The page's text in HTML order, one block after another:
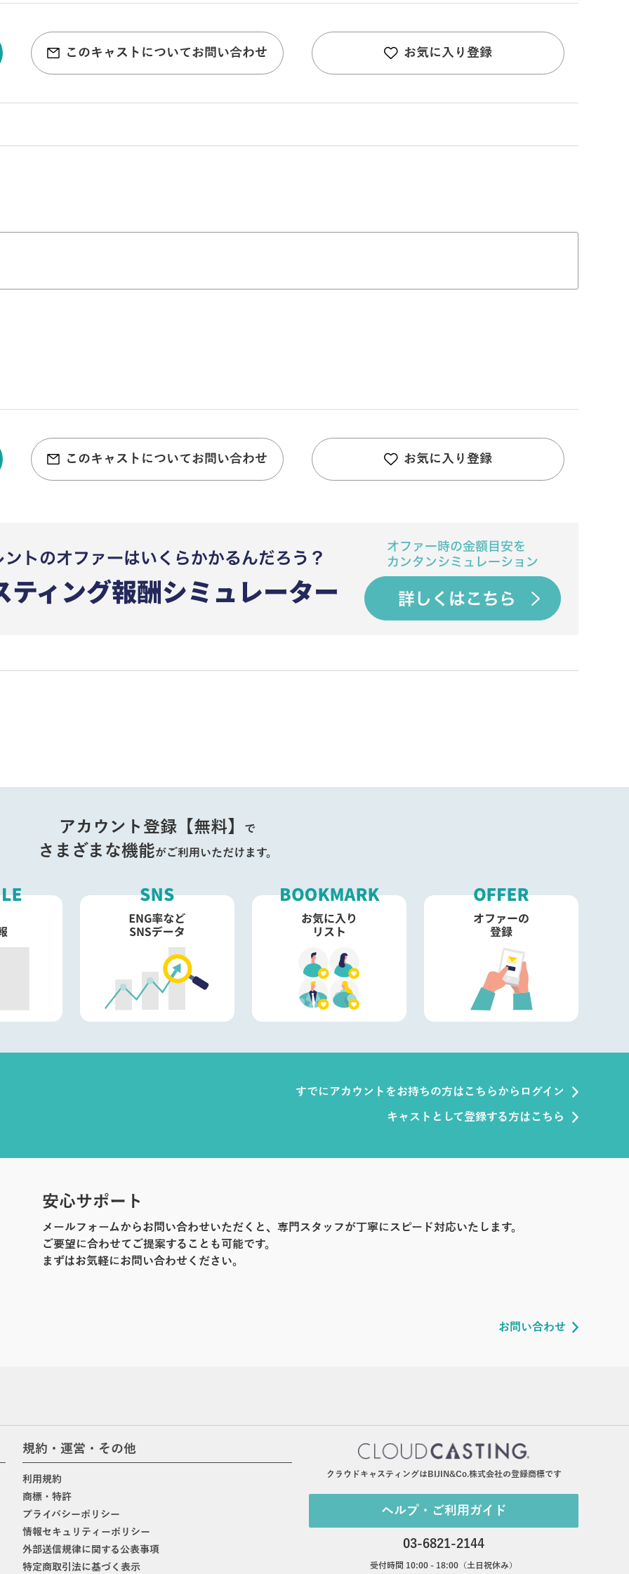
このキャストについてお問い合わせ お気に入り登録
このキャストについてお問い合わせ お気に入り登録
アカウント登録【無料】 で
さまざまな機能がご利用いただけます。
すでにアカウントをお持ちの方はこちらからログイン
キャストとして登録する方はこちら
安心サポート
メールフォームからお問い合わせいただくと、専門スタッフが丁寧にスピード対応いたします。
ご要望に合わせてご提案することも可能です。
まずはお気軽にお問い合わせください。
お問い合わせ
規約・運営・その他
利用規約
商標・特許
プライバシーポリシー
情報セキュリティーポリシー
外部送信規律に関する公表事項
特定商取引法に基づく表示
クラウドキャスティングはBIJIN&Co.株式会社の登録商標です
ヘルプ・ご利用ガイド
03-6821-2144
受付時間 10:00 - 18:00（土日祝休み）